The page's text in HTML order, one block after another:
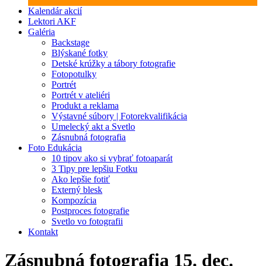
Kalendár akcií
Lektori AKF
Galéria
Backstage
Blýskané fotky
Detské krúžky a tábory fotografie
Fotopotulky
Portrét
Portrét v ateliéri
Produkt a reklama
Výstavné súbory | Fotorekvalifikácia
Umelecký akt a Svetlo
Zásnubná fotografia
Foto Edukácia
10 tipov ako si vybrať fotoaparát
3 Tipy pre lepšiu Fotku
Ako lepšie fotiť
Externý blesk
Kompozícia
Postproces fotografie
Svetlo vo fotografii
Kontakt
Zásnubná fotografia 15. dec.